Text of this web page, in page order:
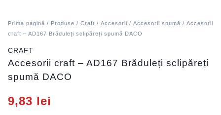
Prima pagină / Produse / Craft / Accesorii / Accesorii spumă / Accesorii
craft – AD167 Brăduleți sclipăreți spumă DACO
CRAFT
Accesorii craft – AD167 Brăduleți sclipăreți
spumă DACO
9,83 lei